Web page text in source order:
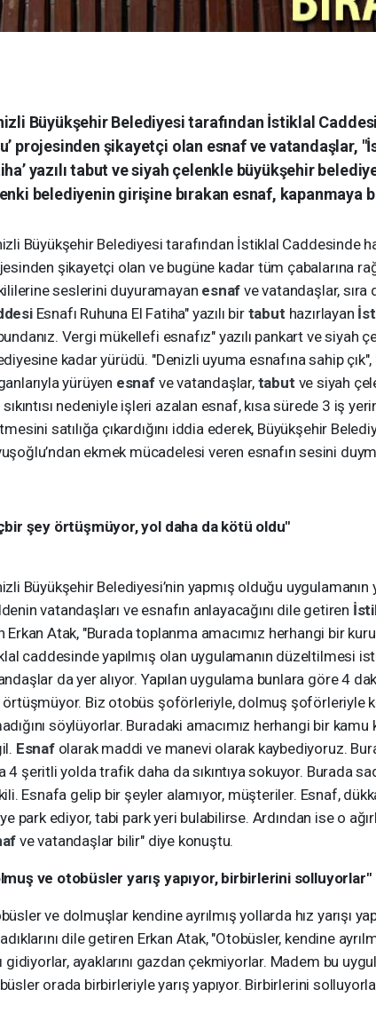
Büyükşehir Belediyesi tarafından İstiklal
projesinden şikayetçi olan esnaf ve vatandaşlar,
yazılı tabut ve siyah çelenkle büyükşehir
belediyenin girişine bırakan esnaf, kapanmaya
Büyükşehir Belediyesi tarafından İstiklal Caddesinde
şikayetçi olan ve bugüne kadar tüm çabalarına
seslerini duyuramayan esnafve vatandaşlar, sıra
Esnafı Ruhuna El Fatiha" yazılı bir tabut hazırlayan
Vergi mükellefi esnafız" yazılı pankart ve siyah
kadar yürüdü. "Denizli uyuma esnafına sahip çık",
yürüyen esnaf ve vatandaşlar, tabut ve siyah
nedeniyle işleri azalan esnaf, kısa sürede 3 iş
satılığa çıkardığını iddia ederek, Büyükşehir
ekmek mücadelesi veren esnafın sesini
şey örtüşmüyor, yol daha da kötü oldu"
Büyükşehir Belediyesi’nin yapmış olduğu uygulamanın
vatandaşları ve esnafın anlayacağını dile getiren
Erkan Atak, "Burada toplanma amacımız herhangi bir
caddesinde yapılmış olan uygulamanın düzeltilmesi
da yer alıyor. Yapılan uygulama bunlara göre 4
örtüşmüyor. Biz otobüs şoförleriyle, dolmuş şoförleriyle
söylüyorlar. Buradaki amacımız herhangi bir
Esnaf olarak maddi ve manevi olarak kaybediyoruz.
4 şeritli yolda trafik daha da sıkıntıya sokuyor. Burada
Esnafa gelip bir şeyler alamıyor, müşteriler. Esnaf,
park ediyor, tabi park yeri bulabilirse. Ardından ise o
ve vatandaşlar bilir" diye konuştu.
ve otobüsler yarış yapıyor, birbirlerini solluyorlar"
ve dolmuşlar kendine ayrılmış yollarda hız yarışı
dile getiren Erkan Atak, "Otobüsler, kendine
gidiyorlar, ayaklarını gazdan çekmiyorlar. Madem bu
orada birbirleriyle yarış yapıyor. Birbirlerini